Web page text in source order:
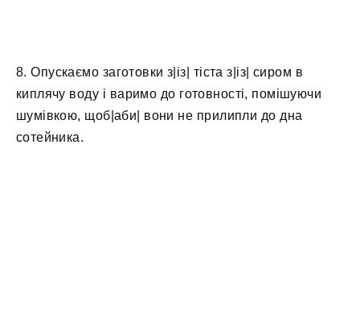
8. Опускаємо заготовки з|із| тіста з|із| сиром в
киплячу воду і варимо до готовності, помішуючи
шумівкою, щоб|аби| вони не прилипли до дна
сотейника.